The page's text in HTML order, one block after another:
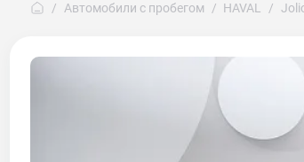
Автомобили с пробегом HAVAL